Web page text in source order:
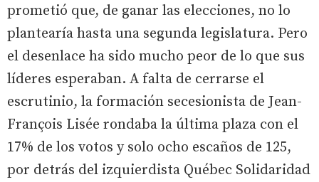
prometió que, de ganar las elecciones, no lo
plantearía hasta una segunda legislatura. Pero
el desenlace ha sido mucho peor de lo que sus
líderes esperaban. A falta de cerrarse el
escrutinio, la formación secesionista de Jean-
François Lisée rondaba la última plaza con el
17% de los votos y solo ocho escaños de 125,
por detrás del izquierdista Québec Solidaridad